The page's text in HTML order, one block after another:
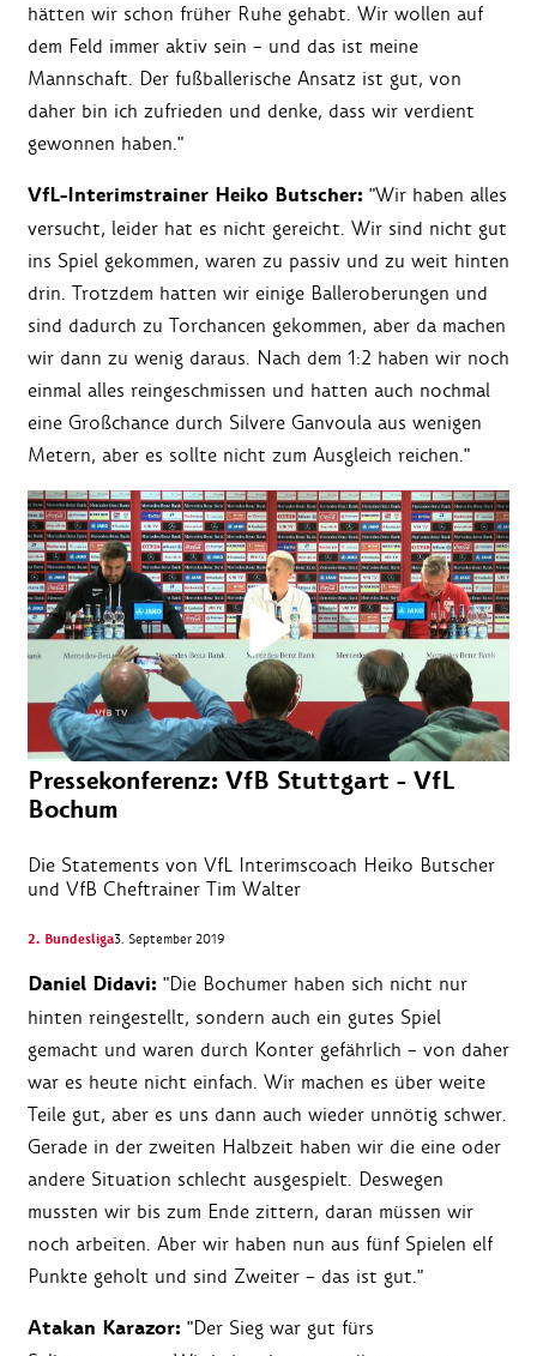
hätten wir schon früher Ruhe gehabt. Wir wollen auf
dem Feld immer aktiv sein – und das ist meine
Mannschaft. Der fußballerische Ansatz ist gut, von
daher bin ich zufrieden und denke, dass wir verdient
gewonnen haben."
VfL-Interimstrainer Heiko Butscher: "Wir haben alles
versucht, leider hat es nicht gereicht. Wir sind nicht gut
ins Spiel gekommen, waren zu passiv und zu weit hinten
drin. Trotzdem hatten wir einige Balleroberungen und
sind dadurch zu Torchancen gekommen, aber da machen
wir dann zu wenig daraus. Nach dem 1:2 haben wir noch
einmal alles reingeschmissen und hatten auch nochmal
eine Großchance durch Silvere Ganvoula aus wenigen
Metern, aber es sollte nicht zum Ausgleich reichen."
Pressekonferenz: VfB Stuttgart - VfL
Bochum
Die Statements von VfL Interimscoach Heiko Butscher
und VfB Cheftrainer Tim Walter
2. Bundesliga3. September 2019
Daniel Didavi: "Die Bochumer haben sich nicht nur
hinten reingestellt, sondern auch ein gutes Spiel
gemacht und waren durch Konter gefährlich – von daher
war es heute nicht einfach. Wir machen es über weite
Teile gut, aber es uns dann auch wieder unnötig schwer.
Gerade in der zweiten Halbzeit haben wir die eine oder
andere Situation schlecht ausgespielt. Deswegen
mussten wir bis zum Ende zittern, daran müssen wir
noch arbeiten. Aber wir haben nun aus fünf Spielen elf
Punkte geholt und sind Zweiter – das ist gut."
Atakan Karazor: "Der Sieg war gut fürs